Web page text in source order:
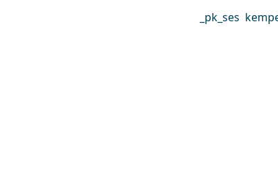
_pk_ses